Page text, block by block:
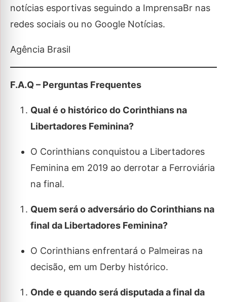
notícias esportivas seguindo a ImprensaBr nas
redes sociais ou no Google Notícias.
Agência Brasil
F.A.Q – Perguntas Frequentes
Qual é o histórico do Corinthians na
Libertadores Feminina?
O Corinthians conquistou a Libertadores
Feminina em 2019 ao derrotar a Ferroviária
na final.
Quem será o adversário do Corinthians na
final da Libertadores Feminina?
O Corinthians enfrentará o Palmeiras na
decisão, em um Derby histórico.
Onde e quando será disputada a final da